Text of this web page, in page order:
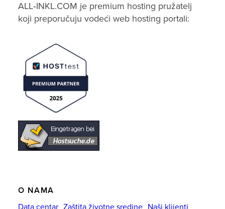
ALL‑INKL.COM je premium hosting pružatelj
koji preporučuju vodeći web hosting portali:
O NAMA